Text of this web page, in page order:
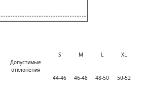
Допустимые
отклонения
S
44-46
M
46-48
L
48-50
XL
50-52